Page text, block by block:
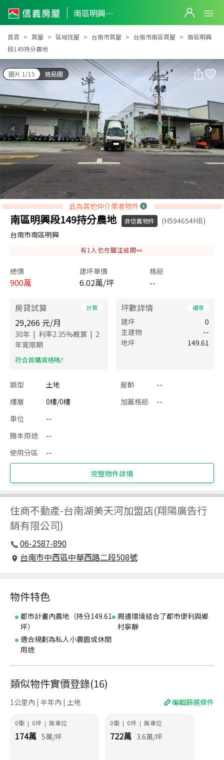
南區明興段149持分農地
南區明興段149持分農地
首頁 買屋 區域找屋 台南市買屋 台南市南區買屋
南區明興
段149持分農地
圖片 1/15 格局圖
此為其他仲介業者物件
南區明興段149持分農地 非信義物件
(HS94654HB)
台南市南區明興
有1 人也在關注這間👀
總價
900萬
建坪單價
6.02萬/坪
格局
--
房貸試算 計算
29,266 元/月
30年 | 利率2.35%概算 | 2
年寬限期
​符合首購資格嗎?
坪數詳情 細項
建坪
0
主建物
--
地坪
149.61
類型 土地 屋齡
--
樓層
0樓/0樓 加蓋格局
--
車位
--
謄本用途
--
使用分區
--
完整物件詳情
住商不動產-台南湖美天河加盟店(翔陽廣告行
銷有限公司)
06-2587-890
台南市中西區中華西路二段508號
物件特色
都市計畫內農地（持分149.61
坪）
周邊環境結合了都市便利與鄉
村寧靜
適合規劃為私人小農園或休閒
用途
類似物件實價登錄(16)
1公里內 | 半年內 | 土地 編輯篩選條件
0衛 | 0坪 | 無車位
174萬 5萬/坪
0衛 | 0坪 | 無車位
722萬 3.6萬/坪